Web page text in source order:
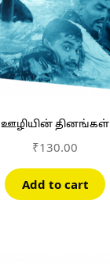
ஊழியின் தினங்கள்
₹130.00
Add to cart